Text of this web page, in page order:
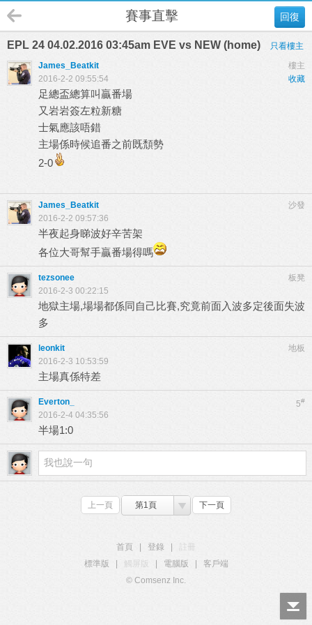
回復
賽事直擊
EPL 24 04.02.2016 03:45am EVE vs NEW (home)
只看樓主
樓主
James_Beatkit
收藏
2016-2-2 09:55:54
足總盃總算叫贏番場
又岩岩簽左粒新糖
士氣應該唔錯
主場係時候追番之前既頹勢
2-0
沙發
James_Beatkit
2016-2-2 09:57:36
半夜起身睇波好辛苦架
各位大哥幫手贏番場得嗎
板凳
tezsonee
2016-2-3 00:22:15
地獄主場,場場都係同自己比賽,究竟前面入波多定後面失波
多
地板
leonkit
2016-2-3 10:53:59
主場真係特差
5#
Everton_
2016-2-4 04:35:56
半場1:0
上一頁 第1頁 下一頁
首頁 登錄
標準版
觸屏版 電腦版
客戶端
© Comsenz Inc.